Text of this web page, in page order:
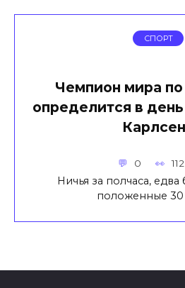
СПОРТ
Чемпион мира
определится в
0 112
Ничья за полчаса,
положенные 30